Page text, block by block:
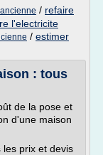
/ refaire
l'electricite
/ estimer
: tous
de la pose et
d'une maison
prix et devis